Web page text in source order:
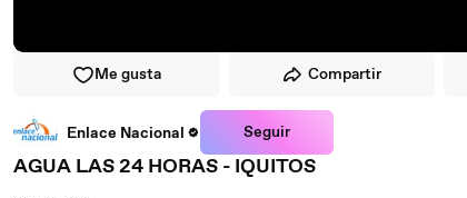
Me gusta Compartir
Enlace Nacional Seguir
AGUA LAS 24 HORAS - IQUITOS